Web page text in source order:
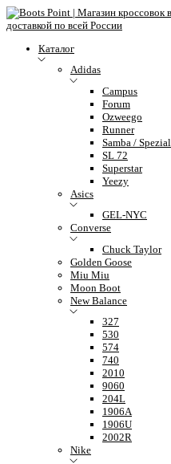
Каталог
Adidas
Campus
Forum
Ozweego
Runner
Samba / Spezial
SL 72
Superstar
Yeezy
Asics
GEL-NYC
Converse
Chuck Taylor
Golden Goose
Miu Miu
Moon Boot
New Balance
327
530
574
740
2010
9060
204L
1906A
1906U
2002R
Nike